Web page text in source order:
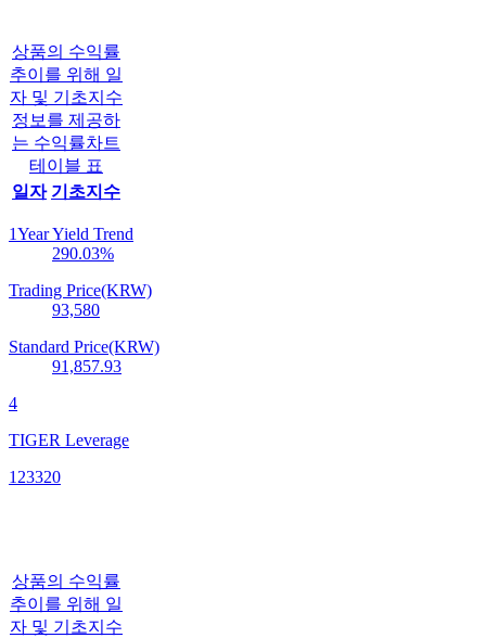
상품의 수익률
추이를 위해 일
자 및 기초지수
정보를 제공하
는 수익률차트
테이블 표
일자 기초지수
1Year Yield Trend
290.03%
Trading Price(KRW)
93,580
Standard Price(KRW)
91,857.93
4
TIGER Leverage
123320
상품의 수익률
추이를 위해 일
자 및 기초지수